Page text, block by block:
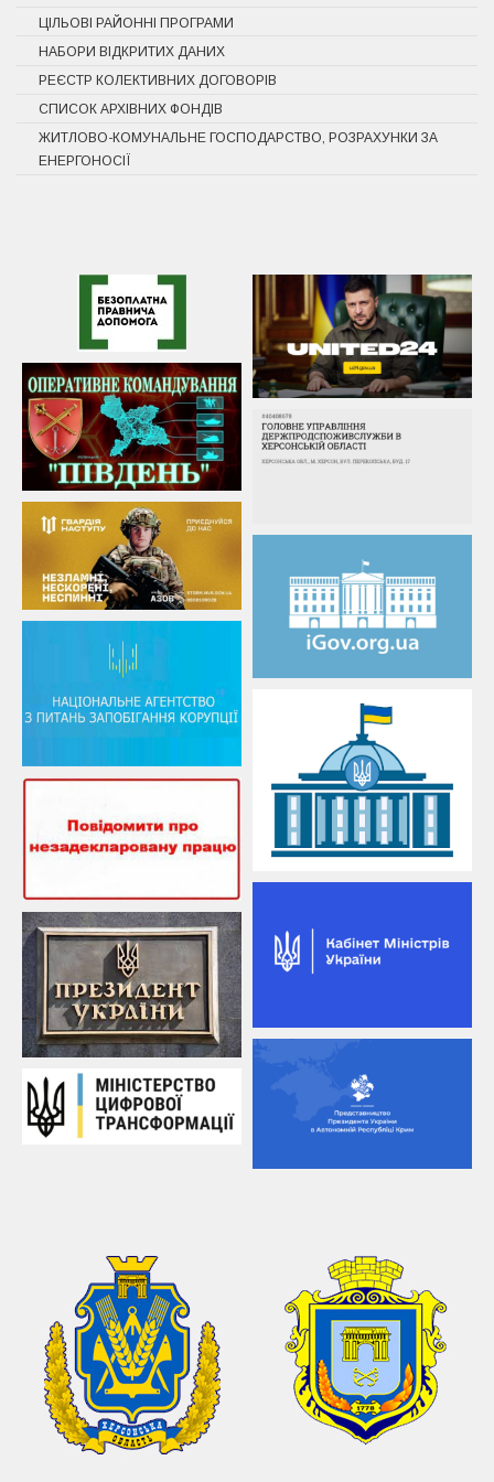
ЦІЛЬОВІ РАЙОННІ ПРОГРАМИ
НАБОРИ ВІДКРИТИХ ДАНИХ
РЕЄСТР КОЛЕКТИВНИХ ДОГОВОРІВ
СПИСОК АРХІВНИХ ФОНДІВ
ЖИТЛОВО-КОМУНАЛЬНЕ ГОСПОДАРСТВО, РОЗРАХУНКИ ЗА
ЕНЕРГОНОСІЇ